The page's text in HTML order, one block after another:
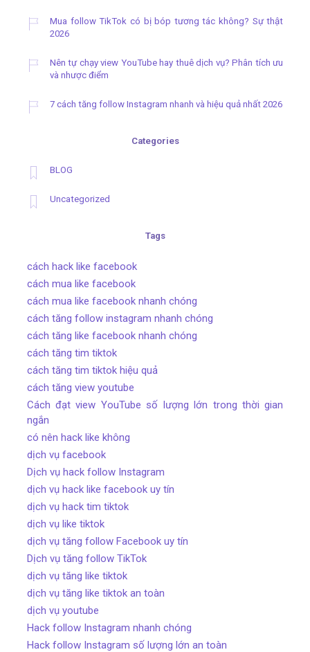
Mua follow TikTok có bị bóp tương tác không? Sự thật
2026
Nên tự chạy view YouTube hay thuê dịch vụ? Phân tích ưu
và nhược điểm
7 cách tăng follow Instagram nhanh và hiệu quả nhất 2026
Categories
BLOG
Uncategorized
Tags
cách hack like facebook
cách mua like facebook
cách mua like facebook nhanh chóng
cách tăng follow instagram nhanh chóng
cách tăng like facebook nhanh chóng
cách tăng tim tiktok
cách tăng tim tiktok hiệu quả
cách tăng view youtube
Cách đạt view YouTube số lượng lớn trong thời gian
ngắn
có nên hack like không
dịch vụ facebook
Dịch vụ hack follow Instagram
dịch vụ hack like facebook uy tín
dịch vụ hack tim tiktok
dịch vụ like tiktok
dịch vụ tăng follow Facebook uy tín
Dịch vụ tăng follow TikTok
dịch vụ tăng like tiktok
dịch vụ tăng like tiktok an toàn
dịch vụ youtube
Hack follow Instagram nhanh chóng
Hack follow Instagram số lượng lớn an toàn